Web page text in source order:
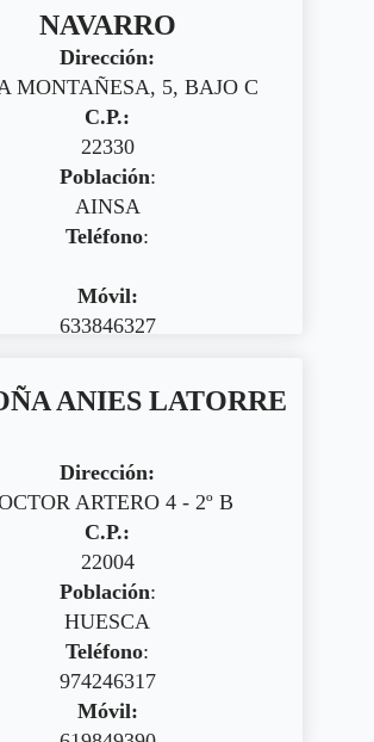
NAVARRO
Dirección:
MONTAÑESA, 5, BAJO C
C.P.:
22330
Población:
AINSA
Teléfono:
Móvil:
633846327
ANIES LATORRE
Dirección:
ARTERO 4 - 2º B
C.P.:
22004
Población:
HUESCA
Teléfono:
974246317
Móvil: